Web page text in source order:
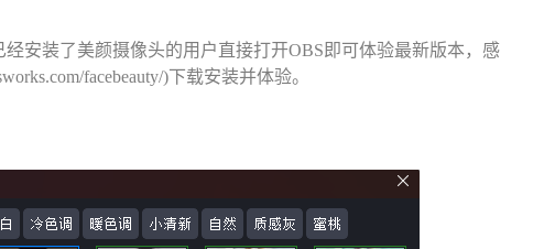
安装了美颜摄像头的用户直接打开OBS即可体验最新版本，感
facebeauty/)下载安装并体验。